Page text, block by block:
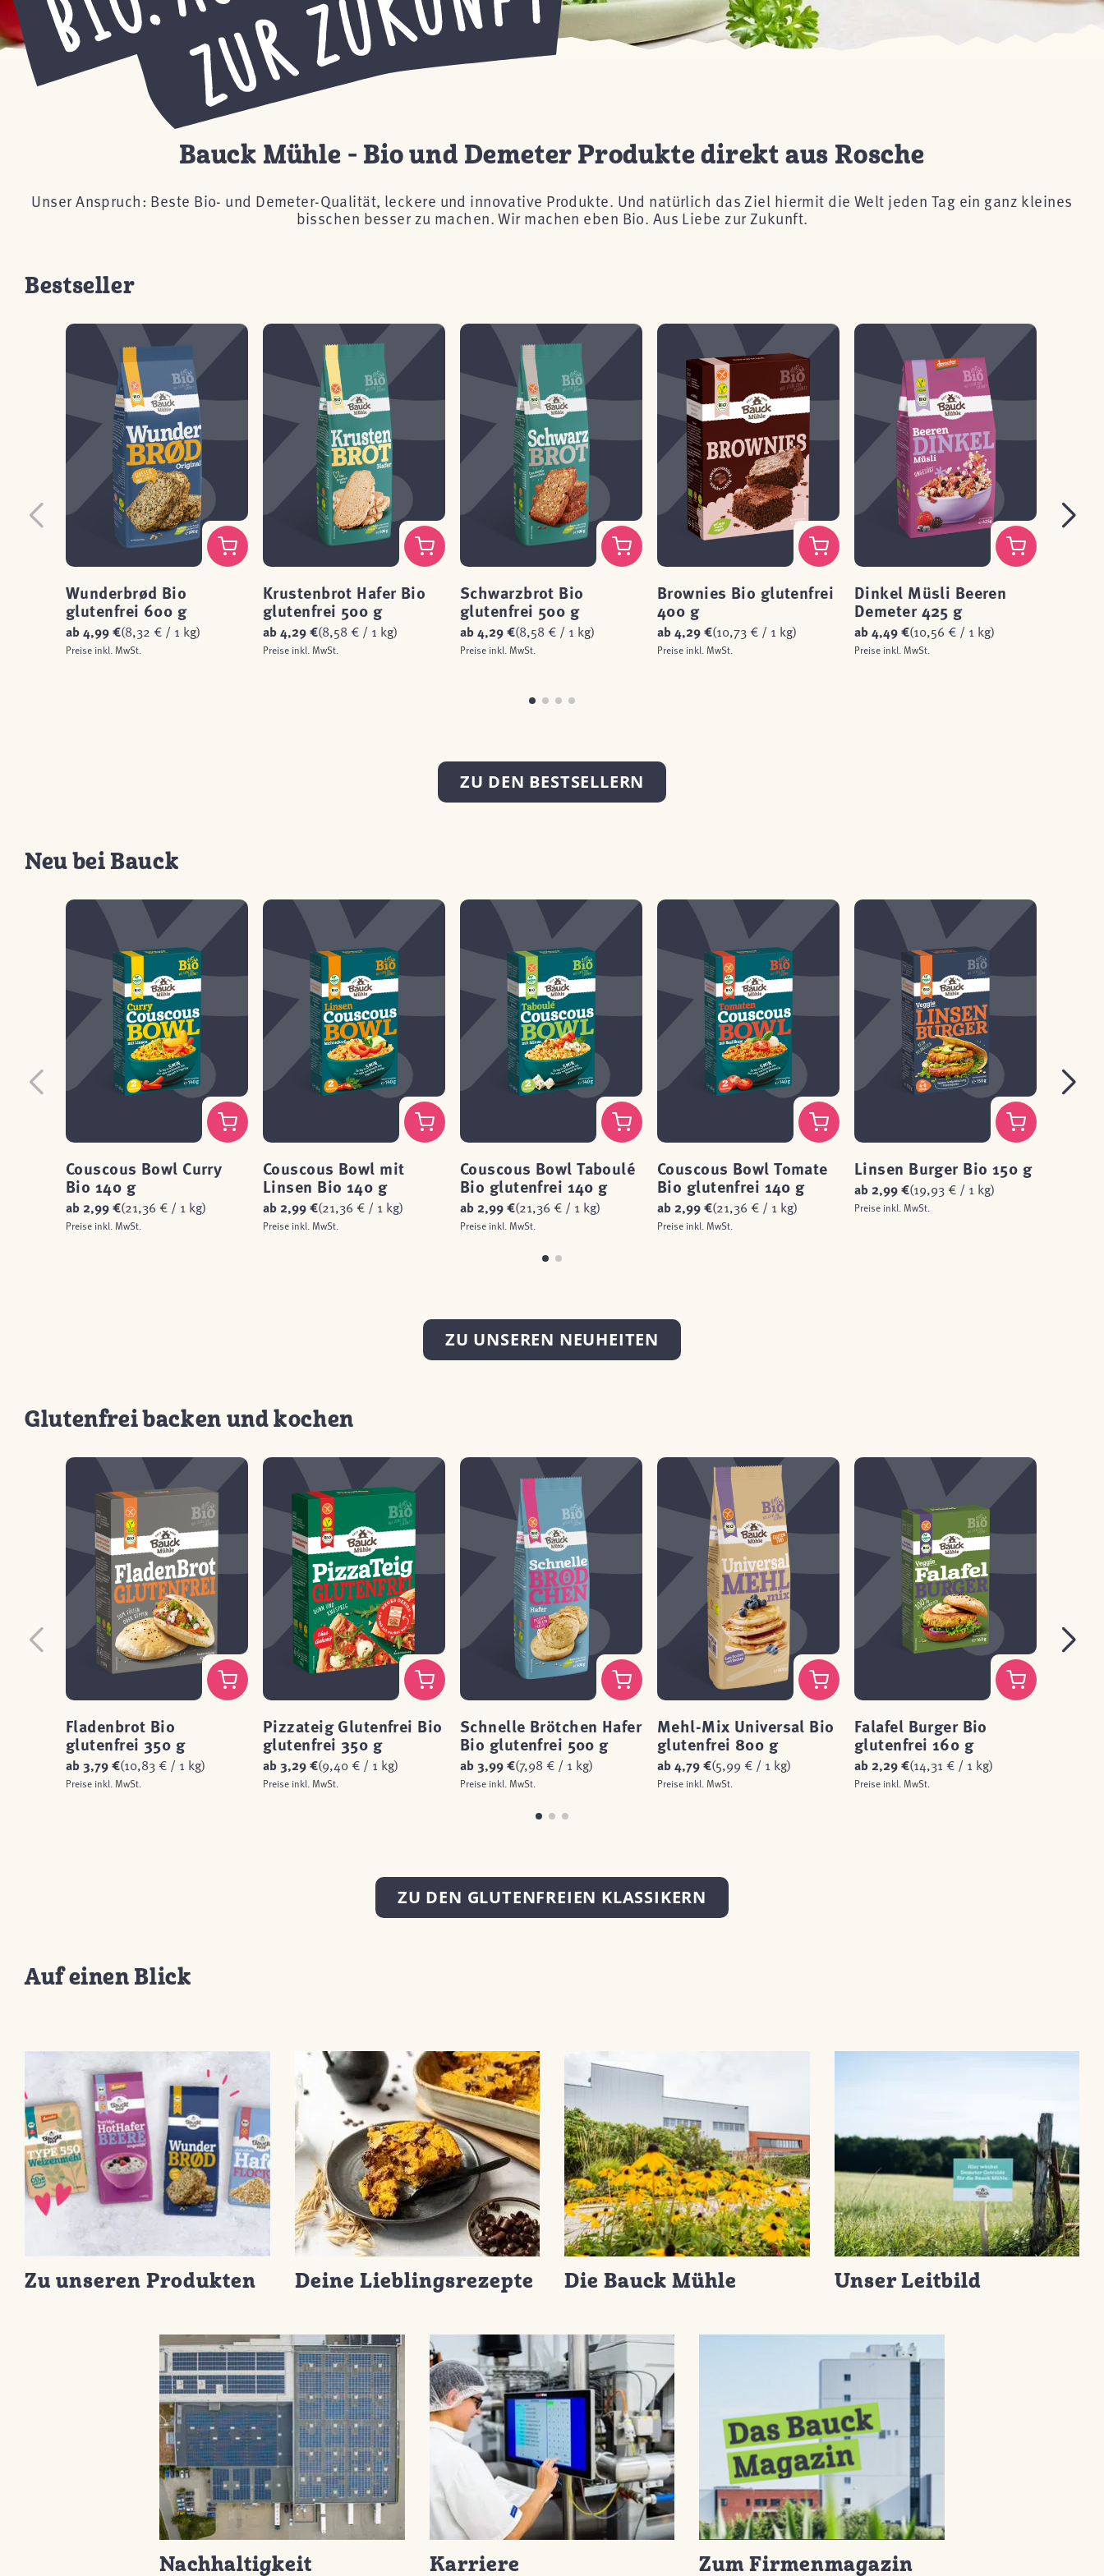
Bauck Mühle - Bio und Demeter Produkte direkt aus Rosche
Unser Anspruch: Beste Bio- und Demeter-Qualität, leckere und innovative Produkte. Und natürlich das Ziel hiermit die Welt jeden Tag ein ganz kleines
bisschen besser zu machen. Wir machen eben Bio. Aus Liebe zur Zukunft.
Bestseller
Wunderbrød Bio
glutenfrei 600 g
ab4,99 €(8,32 € / 1 kg)
Preise inkl. MwSt.
Krustenbrot Hafer Bio
glutenfrei 500 g
ab4,29 €(8,58 € / 1 kg)
Preise inkl. MwSt.
Schwarzbrot Bio
glutenfrei 500 g
ab4,29 €(8,58 € / 1 kg)
Preise inkl. MwSt.
Brownies Bio glutenfrei
400 g
ab4,29 €(10,73 € / 1 kg)
Preise inkl. MwSt.
Dinkel Müsli Beeren
Demeter 425 g
ab4,49 €(10,56 € / 1 kg)
Preise inkl. MwSt.
ZU DEN BESTSELLERN
Neu bei Bauck
Couscous Bowl Curry
Bio 140 g
ab 2,99 €(21,36 € / 1 kg)
Preise inkl. MwSt.
Couscous Bowl mit
Linsen Bio 140 g
ab 2,99 €(21,36 € / 1 kg)
Preise inkl. MwSt.
Couscous Bowl Taboulé
Bio glutenfrei 140 g
ab 2,99 €(21,36 € / 1 kg)
Preise inkl. MwSt.
Couscous Bowl Tomate
Bio glutenfrei 140 g
ab 2,99 €(21,36 € / 1 kg)
Preise inkl. MwSt.
Linsen Burger Bio 150 g
ab 2,99 €(19,93 € / 1 kg)
Preise inkl. MwSt.
ZU UNSEREN NEUHEITEN
Glutenfrei backen und kochen
Fladenbrot Bio
glutenfrei 350 g
ab3,79 €(10,83 € / 1 kg)
Preise inkl. MwSt.
Pizzateig Glutenfrei Bio
glutenfrei 350 g
ab3,29 €(9,40 € / 1 kg)
Preise inkl. MwSt.
Schnelle Brötchen Hafer
Bio glutenfrei 500 g
ab3,99 €(7,98 € / 1 kg)
Preise inkl. MwSt.
Mehl-Mix Universal Bio
glutenfrei 800 g
ab4,79 €(5,99 € / 1 kg)
Preise inkl. MwSt.
Falafel Burger Bio
glutenfrei 160 g
ab 2,29 €(14,31 € / 1 kg)
Preise inkl. MwSt.
ZU DEN GLUTENFREIEN KLASSIKERN
Auf einen Blick
Zu unseren Produkten Deine Lieblingsrezepte Die Bauck Mühle Unser Leitbild
Nachhaltigkeit Karriere Zum Firmenmagazin